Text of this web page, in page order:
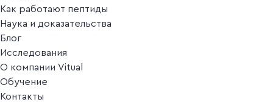
Как работают пептиды
Наука и доказательства
Блог
Исследования
О компании Vitual
Обучение
Контакты